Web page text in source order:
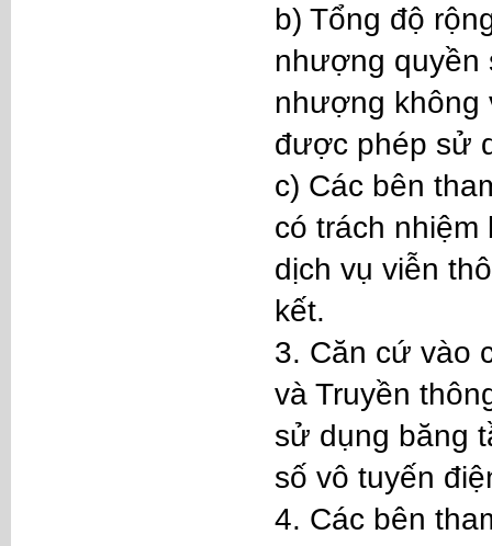
b) Tổng độ
nhượng quyền
nhượng không
được phép sử
c) Các bên
có trách
dịch vụ viễn
kết.
3. Căn cứ vào
và Truyền
sử dụng băng
số vô tuyến
4. Các bên